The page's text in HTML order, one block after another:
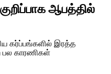
ஆபத்தில்
கர்ப்பங்களில் இரத்த
காரணிகள்